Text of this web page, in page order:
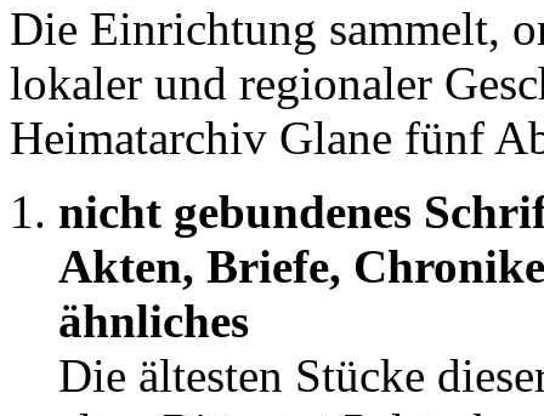
Die Einrichtung sammelt,
lokaler und regionaler
Heimatarchiv Glane fünf
nicht gebundenes
Akten, Briefe,
ähnliches
Die ältesten Stücke